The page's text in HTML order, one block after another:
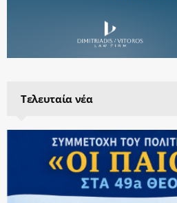
Τελευταία νέα